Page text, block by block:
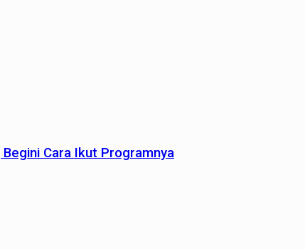
Cara Ikut Programnya